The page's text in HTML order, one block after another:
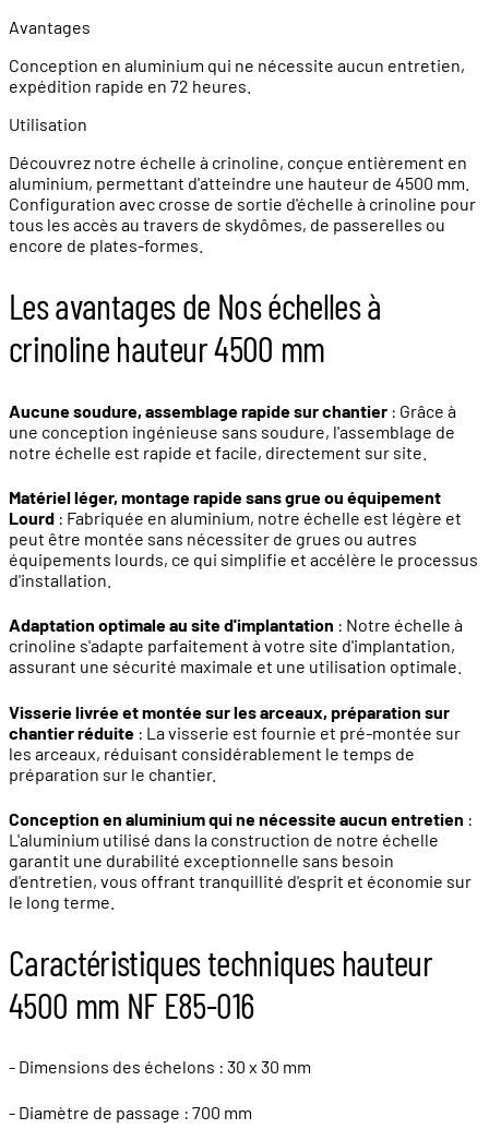
Avantages
Conception en aluminium qui ne nécessite aucun entretien,
expédition rapide en 72 heures.
Utilisation
Découvrez notre échelle à crinoline, conçue entièrement en
aluminium, permettant d'atteindre une hauteur de 4500 mm.
Configuration avec crosse de sortie d'échelle à crinoline pour
tous les accès au travers de skydômes, de passerelles ou
encore de plates-formes.
Les avantages de Nos échelles à
crinoline hauteur 4500 mm
Aucune soudure, assemblage rapide sur chantier : Grâce à
une conception ingénieuse sans soudure, l'assemblage de
notre échelle est rapide et facile, directement sur site.
Matériel léger, montage rapide sans grue ou équipement
Lourd : Fabriquée en aluminium, notre échelle est légère et
peut être montée sans nécessiter de grues ou autres
équipements lourds, ce qui simplifie et accélère le processus
d'installation.
Adaptation optimale au site d'implantation : Notre échelle à
crinoline s'adapte parfaitement à votre site d'implantation,
assurant une sécurité maximale et une utilisation optimale.
Visserie livrée et montée sur les arceaux, préparation sur
chantier réduite : La visserie est fournie et pré-montée sur
les arceaux, réduisant considérablement le temps de
préparation sur le chantier.
Conception en aluminium qui ne nécessite aucun entretien :
L'aluminium utilisé dans la construction de notre échelle
garantit une durabilité exceptionnelle sans besoin
d'entretien, vous offrant tranquillité d'esprit et économie sur
le long terme.
Caractéristiques techniques hauteur
4500 mm NF E85-016
- Dimensions des échelons : 30 x 30 mm
- Diamètre de passage : 700 mm